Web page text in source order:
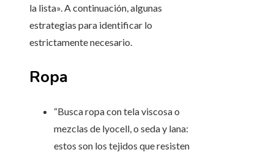
la lista». A continuación, algunas
estrategias para identificar lo
estrictamente necesario.
Ropa
“Busca ropa con tela viscosa o
mezclas de lyocell, o seda y lana:
estos son los tejidos que resisten